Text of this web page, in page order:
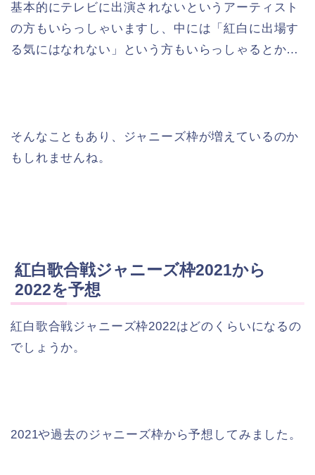
基本的にテレビに出演されないというアーティスト
の方もいらっしゃいますし、中には「紅白に出場す
る気にはなれない」という方もいらっしゃるとか…
そんなこともあり、ジャニーズ枠が増えているのか
もしれませんね。
紅白歌合戦ジャニーズ枠2021から
2022を予想
紅白歌合戦ジャニーズ枠2022はどのくらいになるの
でしょうか。
2021や過去のジャニーズ枠から予想してみました。